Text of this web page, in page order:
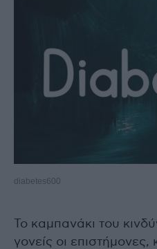
diabetes600
Το καμπανάκι του
γονείς οι